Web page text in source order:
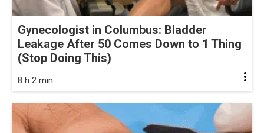
Gynecologist in Columbus: Bladder
Leakage After 50 Comes Down to 1 Thing
(Stop Doing This)
8 h 2 min